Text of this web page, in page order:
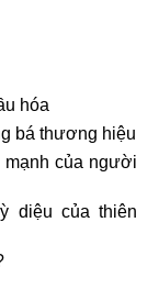
hóa
bá thương hiệu
của người
diệu của thiên